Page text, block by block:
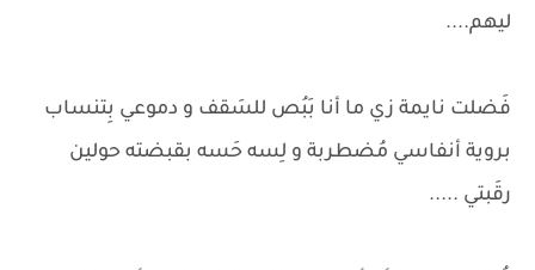
ليهم....
فَضلت نايمة زي ما أنا بَبُص للسَقف و دموعي بِتنساب
بروية أنفاسي مُضطربة و لِسه حَسه بقبضته حولين
رقَبتي .....